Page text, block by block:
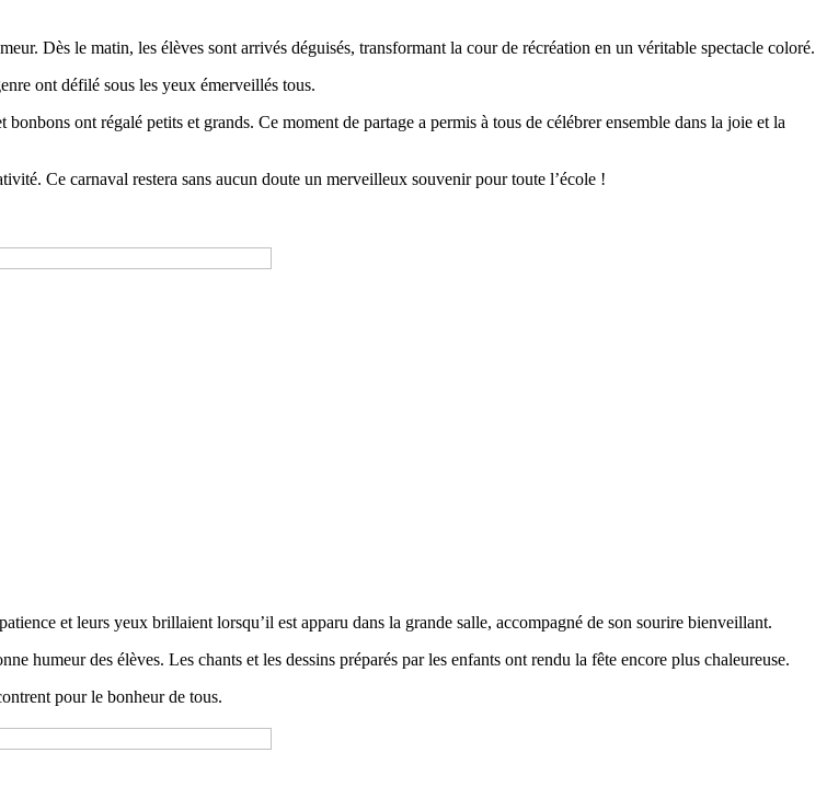
Dès le matin, les élèves sont arrivés déguisés, transformant la cour de récréation en un véritable spectacle coloré.
ont défilé sous les yeux émerveillés tous.
ont régalé petits et grands. Ce moment de partage a permis à tous de célébrer ensemble dans la joie et la
Ce carnaval restera sans aucun doute un merveilleux souvenir pour toute l’école !
et leurs yeux brillaient lorsqu’il est apparu dans la grande salle, accompagné de son sourire bienveillant.
humeur des élèves. Les chants et les dessins préparés par les enfants ont rendu la fête encore plus chaleureuse.
pour le bonheur de tous.